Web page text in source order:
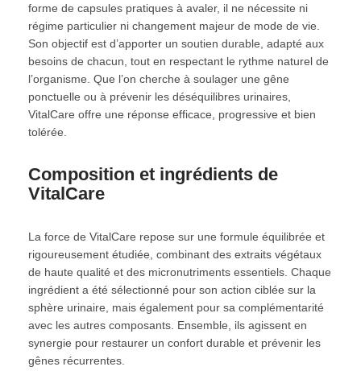
forme de capsules pratiques à avaler, il ne nécessite ni
régime particulier ni changement majeur de mode de vie.
Son objectif est d’apporter un soutien durable, adapté aux
besoins de chacun, tout en respectant le rythme naturel de
l’organisme. Que l’on cherche à soulager une gêne
ponctuelle ou à prévenir les déséquilibres urinaires,
VitalCare offre une réponse efficace, progressive et bien
tolérée.
Composition et ingrédients de
VitalCare
La force de VitalCare repose sur une formule équilibrée et
rigoureusement étudiée, combinant des extraits végétaux
de haute qualité et des micronutriments essentiels. Chaque
ingrédient a été sélectionné pour son action ciblée sur la
sphère urinaire, mais également pour sa complémentarité
avec les autres composants. Ensemble, ils agissent en
synergie pour restaurer un confort durable et prévenir les
gênes récurrentes.